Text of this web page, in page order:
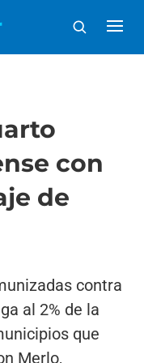
con
de
contra
al 2% de la
que
Merlo,